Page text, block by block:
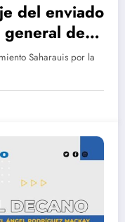
del enviado
de la
Saharauis por la